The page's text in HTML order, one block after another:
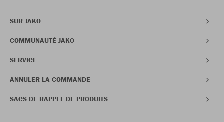
SUR JAKO
COMMUNAUTÉ JAKO
SERVICE
ANNULER LA COMMANDE
SACS DE RAPPEL DE PRODUITS